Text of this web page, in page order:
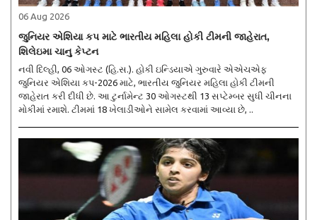
06 Aug 2026
જુનિયર એશિયા કપ માટે ભારતીય મહિલા હોકી ટીમની જાહેરાત,
શિલેઇમા ચાનુ કેપ્ટન
નવી દિલ્હી, 06 ઓગસ્ટ (હિ.સ.). હોકી ઇન્ડિયાએ ગુરુવારે એએચએફ
જુનિયર એશિયા કપ-2026 માટે, ભારતીય જુનિયર મહિલા હોકી ટીમની
જાહેરાત કરી દીધી છે. આ ટુર્નામેન્ટ 30 ઓગસ્ટથી 13 સપ્ટેમ્બર સુધી ચીનના
મોકીમાં રમાશે. ટીમમાં 18 ખેલાડીઓને સામેલ કરવામાં આવ્યા છે, ..